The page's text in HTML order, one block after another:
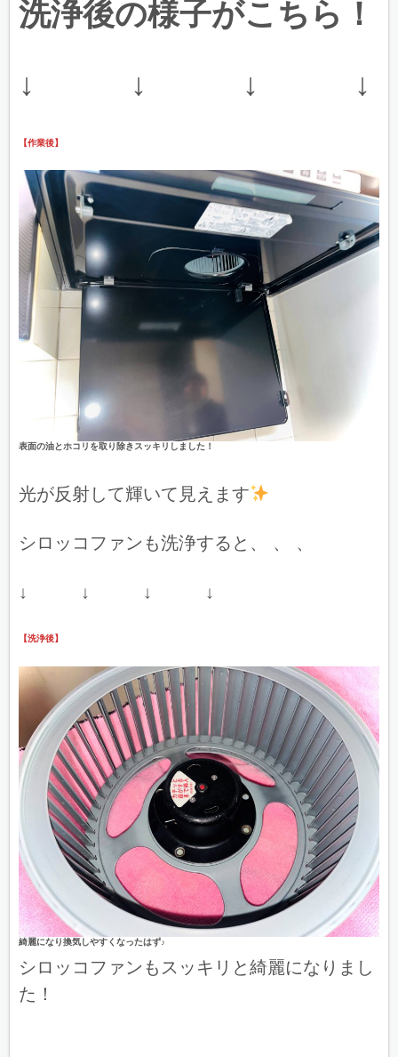
洗浄後の様子がこちら！
↓ ↓ ↓ ↓
【作業後】
表面の油とホコリを取り除きスッキリしました！
光が反射して輝いて見えます
シロッコファンも洗浄すると、 、 、
↓ ↓ ↓ ↓
【洗浄後】
綺麗になり換気しやすくなったはず♪
シロッコファンもスッキリと綺麗になりまし
た！